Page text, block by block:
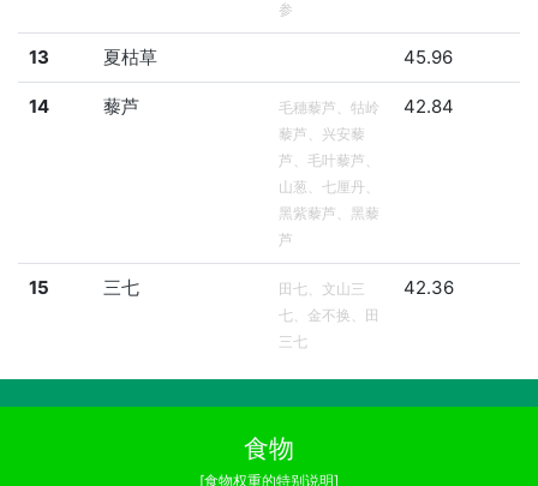
参
13 夏枯草 45.96
14 藜芦
毛穗藜芦、牯岭
藜芦、兴安藜
芦、毛叶藜芦、
山葱、七厘丹、
黑紫藜芦、黑藜
芦
42.84
15 三七
田七、文山三
七、金不换、田
三七
42.36
食物
[食物权重的特别说明]